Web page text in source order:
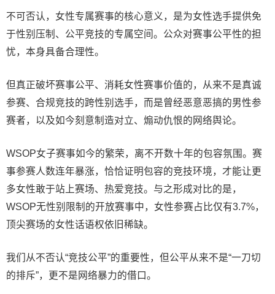
不可否认，女性专属赛事的核心意义，是为女性选手提供免
于性别压制、公平竞技的专属空间。公众对赛事公平性的担
忧，本身具备合理性。
但真正破坏赛事公平、消耗女性赛事价值的，从来不是真诚
参赛、合规竞技的跨性别选手，而是曾经恶意恶搞的男性参
赛者，以及如今刻意制造对立、煽动仇恨的网络舆论。
WSOP女子赛事如今的繁荣，离不开数十年的包容氛围。赛
事参赛人数连年暴涨，恰恰证明包容的竞技环境，才能让更
多女性敢于站上赛场、热爱竞技。与之形成对比的是，
WSOP无性别限制的开放赛事中，女性参赛占比仅有3.7%，
顶尖赛场的女性话语权依旧稀缺。
我们从不否认“竞技公平”的重要性，但公平从来不是“一刀切
的排斥”，更不是网络暴力的借口。